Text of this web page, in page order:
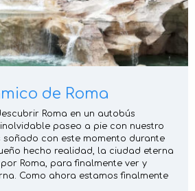
de Roma
Roma en un autobús
paseo a pie con nuestro
soñado con este momento durante
hecho realidad, la ciudad eterna
Roma, para finalmente ver y
Como ahora estamos finalmente